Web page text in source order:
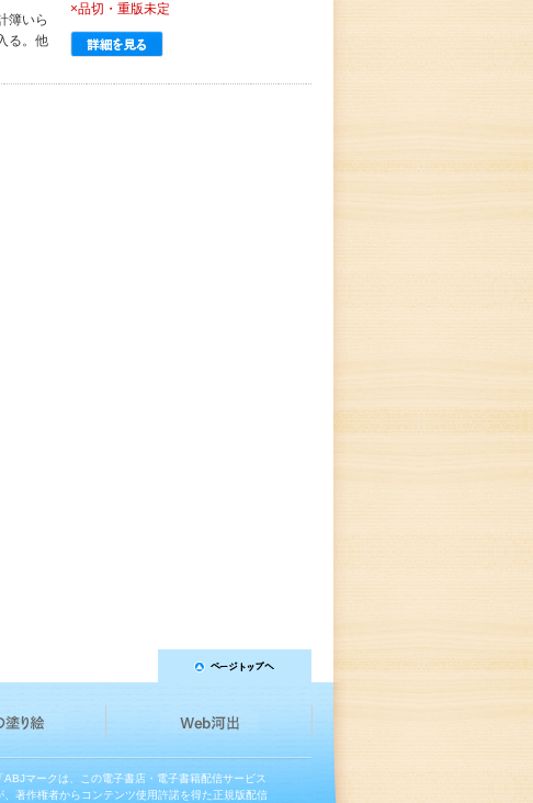
簿いら
る。他
×品切・重版未定
「ABJマークは、この電子書店・電子書籍配信サービス
、著作権者からコンテンツ使用許諾を得た正規版配信